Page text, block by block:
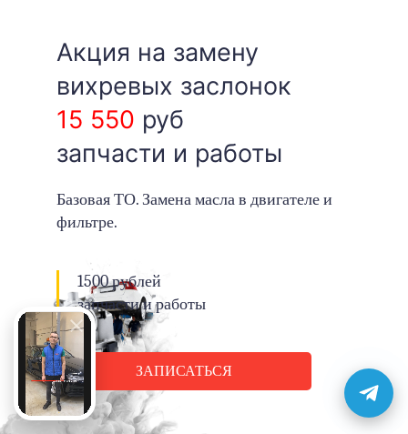
Акция на замену
вихревых заслонок
15 550 руб
запчасти и работы
Базовая ТО. Замена масла в двигателе и
фильтре.
1500 рублей
запчасти и работы
ЗАПИСАТЬСЯ